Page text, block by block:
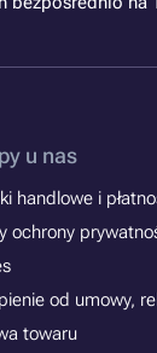
u nas
handlowe i
ochrony
od umowy,
towaru